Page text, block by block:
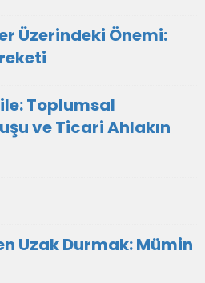
Üzerindeki Önemi:
Toplumsal
ve Ticari Ahlakın
Uzak Durmak: Mümin